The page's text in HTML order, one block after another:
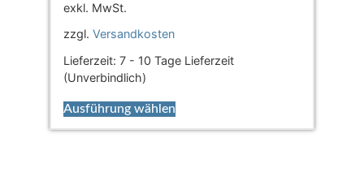
exkl. MwSt.
zzgl. Versandkosten
Lieferzeit: 7 - 10 Tage Lieferzeit
(Unverbindlich)
Ausführung wählen